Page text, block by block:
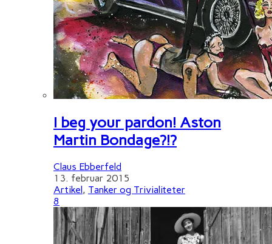
I beg your pardon! Aston
Martin Bondage?!?
Claus Ebberfeld
13. februar 2015
Artikel, Tanker og Trivialiteter
8